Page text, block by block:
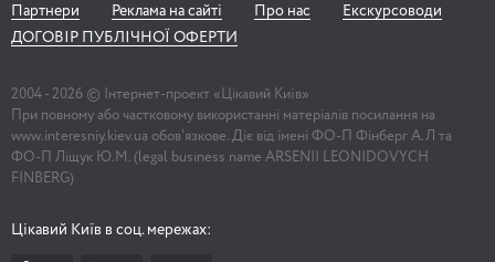
Партнери Реклама на сайті Про нас
Екскурсоводи
ДОГОВІР ПУБЛІЧНОЇ ОФЕРТИ
2004 - 2026 © Інтернет-проект «Цікавий Київ»
При повному або частковому використанні матеріалів посилання на
www.interesniy.kiev.ua обов'язкове. Діє від імені ФО-П Фінберг А.Л та
ФО-П Ліщук Ю.М. (legal business name ARSENII LEONIDOVYCH
FINBERG)
Цікавий Київ в соц. мережах: